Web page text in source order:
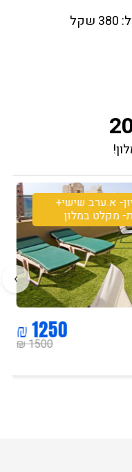
א.ערב שישי+
מקלט במלון
1500 ₪
1250 ₪
›